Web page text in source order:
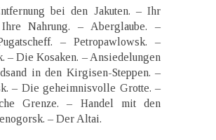
bei den Jakuten. – Ihr
Nahrung. – Aberglaube. –
– Petropawlowsk. –
– Die Kosaken. – Ansiedelungen
in den Kirgisen-Steppen. –
– Die geheimnisvolle Grotte. –
Grenze. – Handel mit den
– Der Altai.